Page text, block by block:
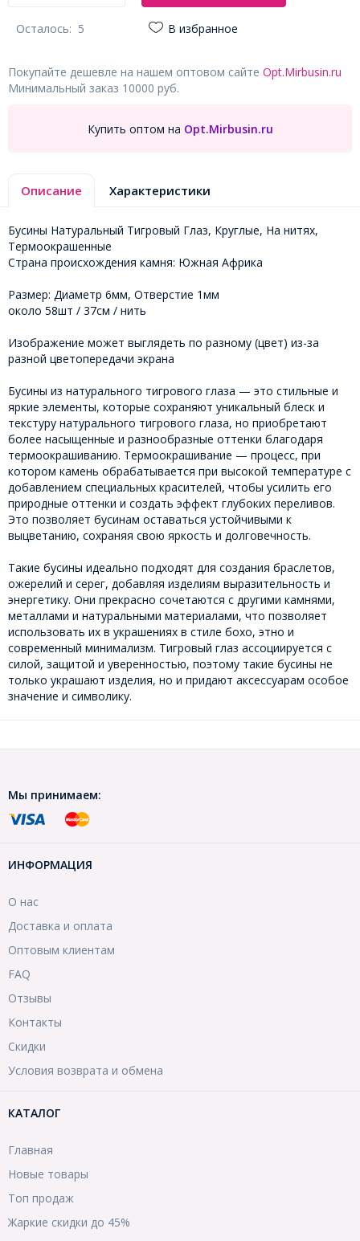
Осталось: 5 В избранное
Покупайте дешевле на нашем оптовом сайте Opt.Mirbusin.ru
Минимальный заказ 10000 руб.
Купить оптом на Opt.Mirbusin.ru
Описание Характеристики
Бусины Натуральный Тигровый Глаз, Круглые, На нитях,
Термоокрашенные
Страна происхождения камня: Южная Африка
Размер: Диаметр 6мм, Отверстие 1мм
около 58шт / 37см / нить
Изображение может выглядеть по разному (цвет) из-за
разной цветопередачи экрана
Бусины из натурального тигрового глаза — это стильные и
яркие элементы, которые сохраняют уникальный блеск и
текстуру натурального тигрового глаза, но приобретают
более насыщенные и разнообразные оттенки благодаря
термоокрашиванию. Термоокрашивание — процесс, при
котором камень обрабатывается при высокой температуре с
добавлением специальных красителей, чтобы усилить его
природные оттенки и создать эффект глубоких переливов.
Это позволяет бусинам оставаться устойчивыми к
выцветанию, сохраняя свою яркость и долговечность.
Такие бусины идеально подходят для создания браслетов,
ожерелий и серег, добавляя изделиям выразительность и
энергетику. Они прекрасно сочетаются с другими камнями,
металлами и натуральными материалами, что позволяет
использовать их в украшениях в стиле бохо, этно и
современный минимализм. Тигровый глаз ассоциируется с
силой, защитой и уверенностью, поэтому такие бусины не
только украшают изделия, но и придают аксессуарам особое
значение и символику.
Мы принимаем:
ИНФОРМАЦИЯ
О нас
Доставка и оплата
Оптовым клиентам
FAQ
Отзывы
Контакты
Скидки
Условия возврата и обмена
КАТАЛОГ
Главная
Новые товары
Топ продаж
Жаркие скидки до 45%